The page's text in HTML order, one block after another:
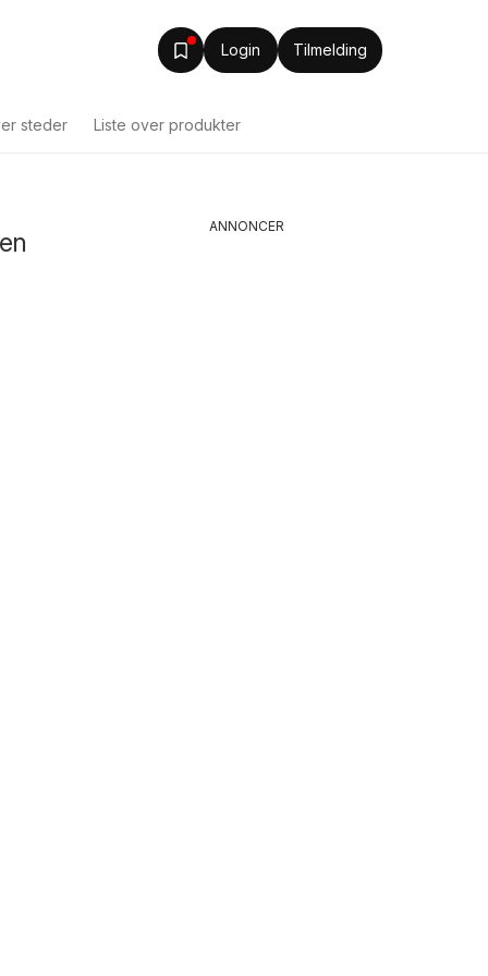
Login Tilmelding
steder Liste over produkter
ANNONCER